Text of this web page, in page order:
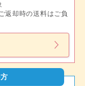
返却時の送料はご負